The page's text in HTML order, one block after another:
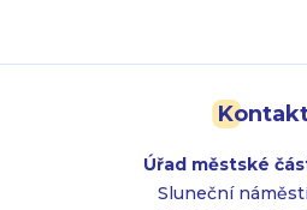
Úřad městské
Sluneční